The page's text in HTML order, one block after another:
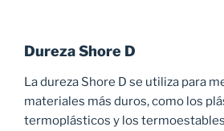
Dureza Shore D
La dureza Shore D se utiliza para
materiales más duros, como los
termoplásticos y los